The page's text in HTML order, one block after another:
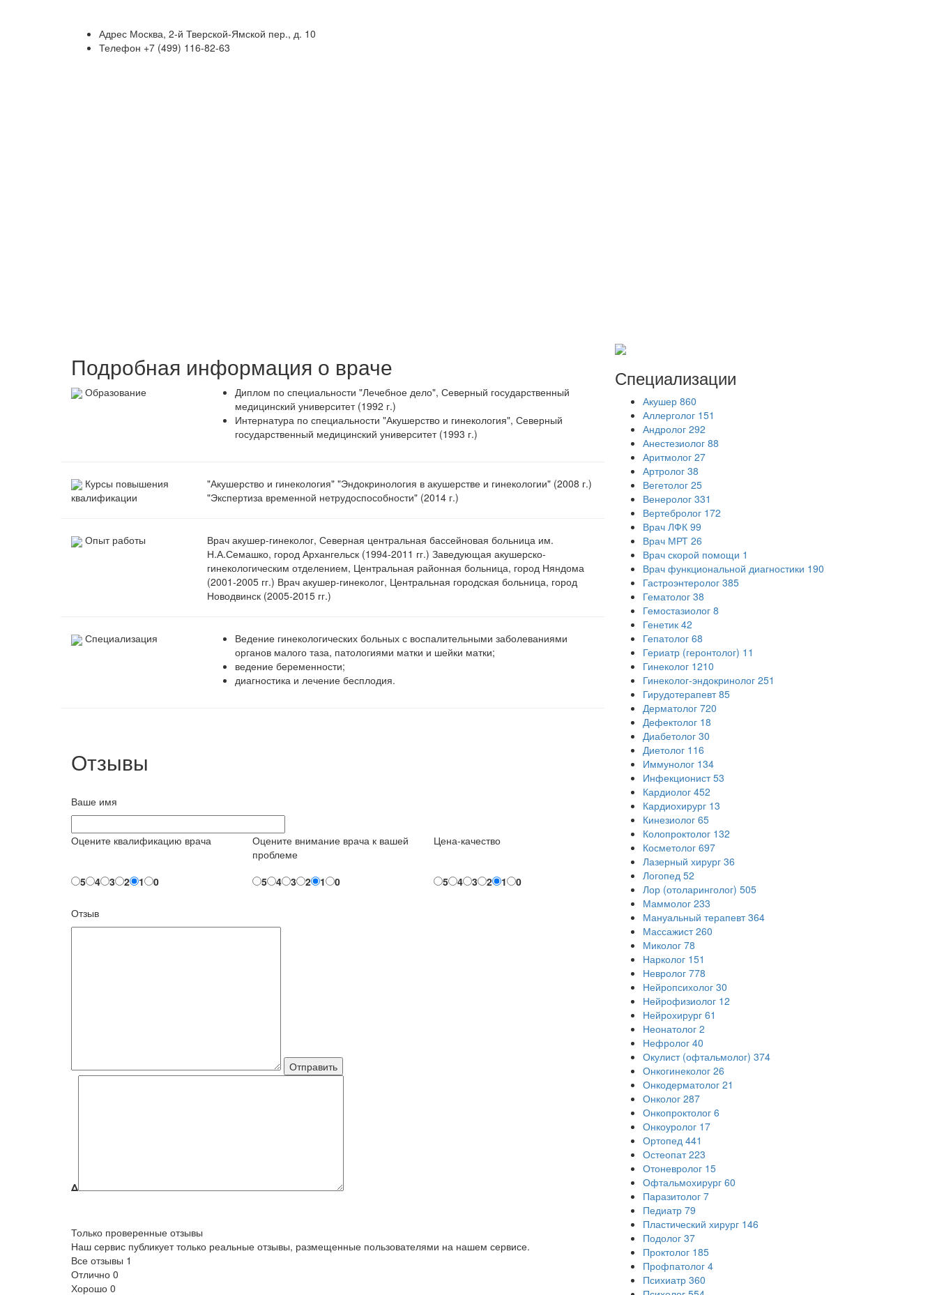
Адрес Москва, 2-й Тверской-Ямской пер., д. 10
Телефон +7 (499) 116-82-63
Подробная информация о враче
Образование
Диплом по специальности "Лечебное дело", Северный государственный
медицинский университет (1992 г.)
Интернатура по специальности "Акушерство и гинекология", Северный
государственный медицинский университет (1993 г.)
Курсы повышения
квалификации
"Акушерство и гинекология" "Эндокринология в акушерстве и гинекологии" (2008 г.)
"Экспертиза временной нетрудоспособности" (2014 г.)
Опыт работы
Врач акушер-гинеколог, Северная центральная бассейновая больница им.
Н.А.Семашко, город Архангельск (1994-2011 гг.) Заведующая акушерско-
гинекологическим отделением, Центральная районная больница, город Няндома
(2001-2005 гг.) Врач акушер-гинеколог, Центральная городская больница, город
Новодвинск (2005-2015 гг.)
Специализация
Ведение гинекологических больных с воспалительными заболеваниями
органов малого таза, патологиями матки и шейки матки;
ведение беременности;
диагностика и лечение бесплодия.
Отзывы
Ваше имя
Оцените квалификацию врача
5 4 3 2 1 0
Оцените внимание врача к вашей
проблеме
5
4 3 2 1 0
Цена-качество
5 4 3 2 1 0
Отзыв
Δ
Только проверенные отзывы
Наш сервис публикует только реальные отзывы, размещенные пользователями на нашем сервисе.
Все отзывы 1
Отлично 0
Хорошо 0
Специализации
Акушер 860
Аллерголог 151
Андролог 292
Анестезиолог 88
Аритмолог 27
Артролог 38
Вегетолог 25
Венеролог 331
Вертебролог 172
Врач ЛФК 99
Врач МРТ 26
Врач скорой помощи 1
Врач функциональной диагностики 190
Гастроэнтеролог 385
Гематолог 38
Гемостазиолог 8
Генетик 42
Гепатолог 68
Гериатр (геронтолог) 11
Гинеколог 1210
Гинеколог-эндокринолог 251
Гирудотерапевт 85
Дерматолог 720
Дефектолог 18
Диабетолог 30
Диетолог 116
Иммунолог 134
Инфекционист 53
Кардиолог 452
Кардиохирург 13
Кинезиолог 65
Колопроктолог 132
Косметолог 697
Лазерный хирург 36
Логопед 52
Лор (отоларинголог) 505
Маммолог 233
Мануальный терапевт 364
Массажист 260
Миколог 78
Нарколог 151
Невролог 778
Нейропсихолог 30
Нейрофизиолог 12
Нейрохирург 61
Неонатолог 2
Нефролог 40
Окулист (офтальмолог) 374
Онкогинеколог 26
Онкодерматолог 21
Онколог 287
Онкопроктолог 6
Онкоуролог 17
Ортопед 441
Остеопат 223
Отоневролог 15
Офтальмохирург 60
Паразитолог 7
Педиатр 79
Пластический хирург 146
Подолог 37
Проктолог 185
Профпатолог 4
Психиатр 360